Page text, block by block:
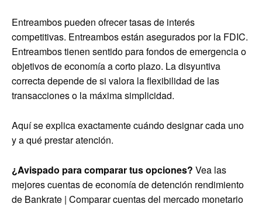
Entreambos pueden ofrecer tasas de interés
competitivas. Entreambos están asegurados por la FDIC.
Entreambos tienen sentido para fondos de emergencia o
objetivos de economía a corto plazo. La disyuntiva
correcta depende de si valora la flexibilidad de las
transacciones o la máxima simplicidad.
Aquí se explica exactamente cuándo designar cada uno
y a qué prestar atención.
¿Avispado para comparar tus opciones? Vea las
mejores cuentas de economía de detención rendimiento
de Bankrate | Comparar cuentas del mercado monetario